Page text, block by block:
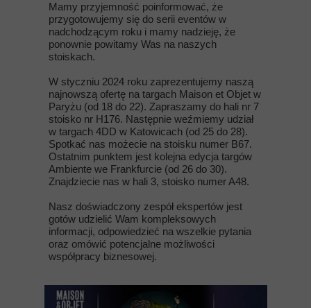
Mamy przyjemność poinformować, że
przygotowujemy się do serii eventów w
nadchodzącym roku i mamy nadzieję, że
ponownie powitamy Was na naszych
stoiskach.
W styczniu 2024 roku zaprezentujemy naszą
najnowszą ofertę na targach Maison et Objet w
Paryżu (od 18 do 22). Zapraszamy do hali nr 7
stoisko nr H176. Następnie weźmiemy udział
w targach 4DD w Katowicach (od 25 do 28).
Spotkać nas możecie na stoisku numer B67.
Ostatnim punktem jest kolejna edycja targów
Ambiente we Frankfurcie (od 26 do 30).
Znajdziecie nas w hali 3, stoisko numer A48.
Nasz doświadczony zespół ekspertów jest
gotów udzielić Wam kompleksowych
informacji, odpowiedzieć na wszelkie pytania
oraz omówić potencjalne możliwości
współpracy biznesowej.